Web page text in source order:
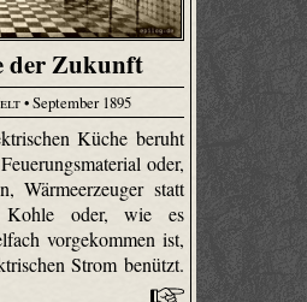
der Zukunft
• September 1895
Küche beruht
oder,
Wärmeerzeuger statt
oder, wie es
vorgekommen ist,
Strom benützt.